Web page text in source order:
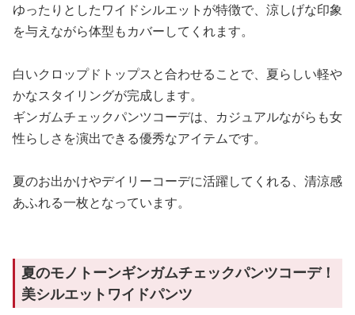
ゆったりとしたワイドシルエットが特徴で、涼しげな印象
を与えながら体型もカバーしてくれます。
白いクロップドトップスと合わせることで、夏らしい軽や
かなスタイリングが完成します。
ギンガムチェックパンツコーデは、カジュアルながらも女
性らしさを演出できる優秀なアイテムです。
夏のお出かけやデイリーコーデに活躍してくれる、清涼感
あふれる一枚となっています。
夏のモノトーンギンガムチェックパンツコーデ！
美シルエットワイドパンツ